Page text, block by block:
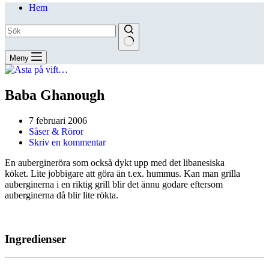
Hem
Meny
Baba Ghanough
7 februari 2006
Såser & Röror
Skriv en kommentar
En aubergineröra som också dykt upp med det libanesiska
köket. Lite jobbigare att göra än t.ex. hummus. Kan man grilla
auberginerna i en riktig grill blir det ännu godare eftersom
auberginerna då blir lite rökta.
Ingredienser